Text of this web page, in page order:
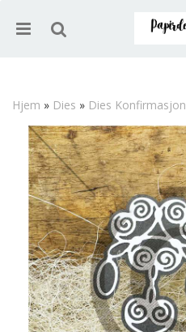
Hjem » Dies » Dies Konfirmasjon